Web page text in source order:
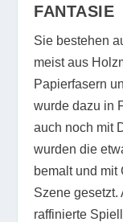
FANTASIE
Sie bestehen
meist aus
Papierfasern
wurde dazu in
auch noch mit
wurden die
bemalt und mit
Szene gesetzt.
raffinierte